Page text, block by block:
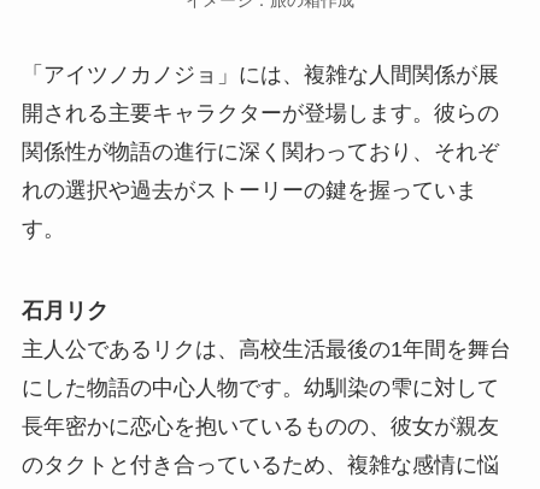
「アイツノカノジョ」には、複雑な人間関係が展
開される主要キャラクターが登場します。彼らの
関係性が物語の進行に深く関わっており、それぞ
れの選択や過去がストーリーの鍵を握っていま
す。
石月リク
主人公であるリクは、高校生活最後の1年間を舞台
にした物語の中心人物です。幼馴染の雫に対して
長年密かに恋心を抱いているものの、彼女が親友
のタクトと付き合っているため、複雑な感情に悩